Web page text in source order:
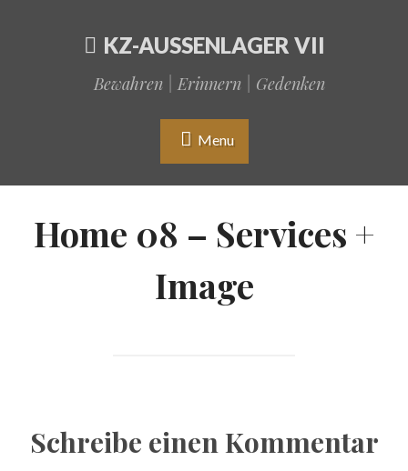
KZ-AUSSENLAGER VII
Bewahren | Erinnern | Gedenken
Menu
Home 08 – Services +
Image
Schreibe einen Kommentar